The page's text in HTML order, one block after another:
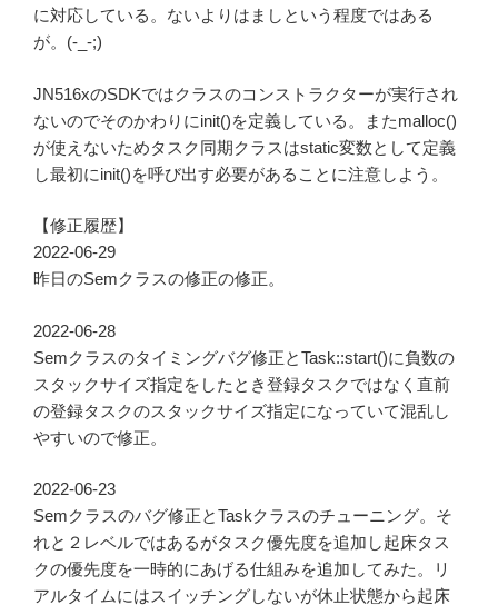
に対応している。ないよりはましという程度ではある
が。(-_-;)
JN516xのSDKではクラスのコンストラクターが実行され
ないのでそのかわりにinit()を定義している。またmalloc()
が使えないためタスク同期クラスはstatic変数として定義
し最初にinit()を呼び出す必要があることに注意しよう。
【修正履歴】
2022-06-29
昨日のSemクラスの修正の修正。
2022-06-28
Semクラスのタイミングバグ修正とTask::start()に負数の
スタックサイズ指定をしたとき登録タスクではなく直前
の登録タスクのスタックサイズ指定になっていて混乱し
やすいので修正。
2022-06-23
Semクラスのバグ修正とTaskクラスのチューニング。そ
れと２レベルではあるがタスク優先度を追加し起床タス
クの優先度を一時的にあげる仕組みを追加してみた。リ
アルタイムにはスイッチングしないが休止状態から起床